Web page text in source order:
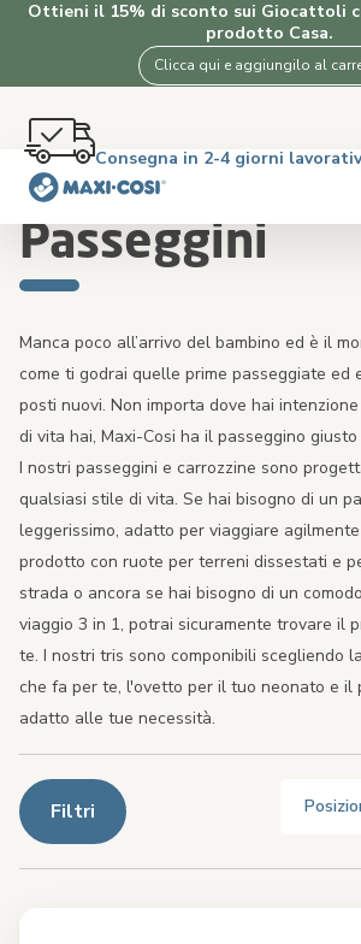
Ottieni il 15% di sconto sui Giocattoli
prodotto Casa.
Clicca qui e aggiungilo al
Spedizione gratuita oltre i €50.
4.5★ da 2K clienti che amano i
Consegna in 2-4 giorni
Reso gratuito entro 100 giorni
Home Passeggini
Passeggini
Manca poco all’arrivo del bambino ed è il
come ti godrai quelle prime passeggiate ed
posti nuovi. Non importa dove hai
di vita hai, Maxi-Cosi ha il passeggino
I nostri passeggini e carrozzine sono
qualsiasi stile di vita. Se hai bisogno di un
leggerissimo, adatto per viaggiare
prodotto con ruote per terreni dissestati e
strada o ancora se hai bisogno di un
viaggio 3 in 1, potrai sicuramente trovare il
te. I nostri tris sono componibili scegliendo
che fa per te, l'ovetto per il tuo neonato e il
adatto alle tue necessità.
Filtri